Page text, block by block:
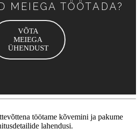
MEIEGA TÖÖTADA?
VÕTA
MEIEGA
ÜHENDUST
töötame kõvemini ja pakume
lahendusi.